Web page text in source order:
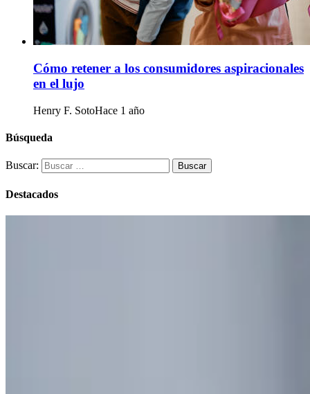
Cómo retener a los consumidores aspiracionales
en el lujo
Henry F. SotoHace 1 año
Búsqueda
Buscar:
Destacados